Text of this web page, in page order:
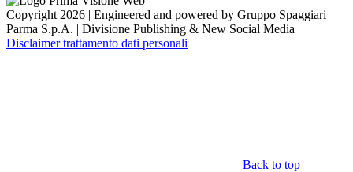
Copyright 2026 | Engineered and powered by Gruppo Spaggiari
Parma S.p.A. | Divisione Publishing & New Social Media
Disclaimer trattamento dati personali
Back to top